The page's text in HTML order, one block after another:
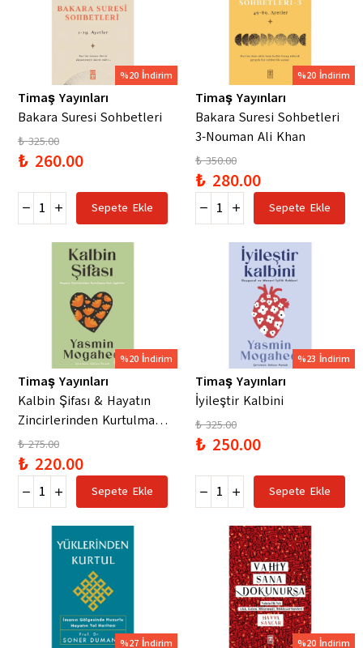
%20 İndirim
Timaş Yayınları
Bakara Suresi Sohbetleri
₺ 325.00
₺ 260.00
Sepete Ekle
%20 İndirim
Timaş Yayınları
Bakara Suresi Sohbetleri
3-Nouman Ali Khan
₺ 350.00
₺ 280.00
Sepete Ekle
%20 İndirim
Timaş Yayınları
Kalbin Şifası & Hayatın
Zincirlerinden Kurtulmaya
Dair İçgörüler
₺ 275.00
₺ 220.00
Sepete Ekle
%23 İndirim
Timaş Yayınları
İyileştir Kalbini
₺ 325.00
₺ 250.00
Sepete Ekle
%27 İndirim %20 İndirim